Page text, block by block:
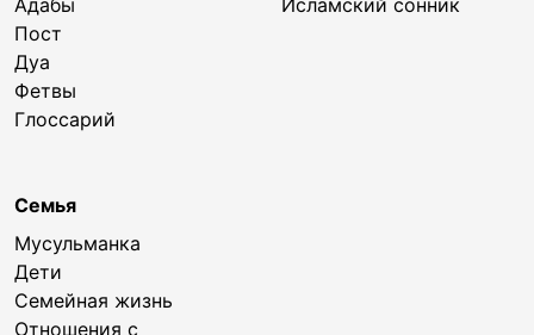
Пост
Дуа
Фетвы
Глоссарий
Семья
Мусульманка
Дети
Семейная жизнь
Отношения с